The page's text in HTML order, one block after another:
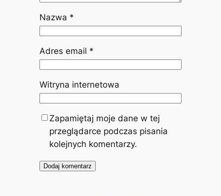
Nazwa *
Adres email *
Witryna internetowa
Zapamiętaj moje dane w tej
przeglądarce podczas pisania
kolejnych komentarzy.